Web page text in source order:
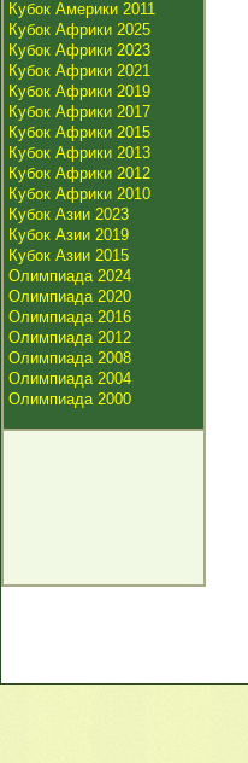
Кубок Америки 2011
Кубок Африки 2025
Кубок Африки 2023
Кубок Африки 2021
Кубок Африки 2019
Кубок Африки 2017
Кубок Африки 2015
Кубок Африки 2013
Кубок Африки 2012
Кубок Африки 2010
Кубок Азии 2023
Кубок Азии 2019
Кубок Азии 2015
Олимпиада 2024
Олимпиада 2020
Олимпиада 2016
Олимпиада 2012
Олимпиада 2008
Олимпиада 2004
Олимпиада 2000